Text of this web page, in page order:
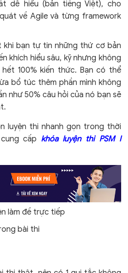
dễ hiểu (bản tiếng Việt), cho
về Agile và từng framework
khi bạn tự tin những thứ cơ bản
khích hiểu sâu, kỹ nhưng không
100% kiến thức. Bạn có thể
bổ túc thêm phần mình không
như 50% câu hỏi của nó bạn sẽ
luyện thi nhanh gọn trong thời
cấp khóa luyện thi PSM I
làm đề trực tiếp
bài thi